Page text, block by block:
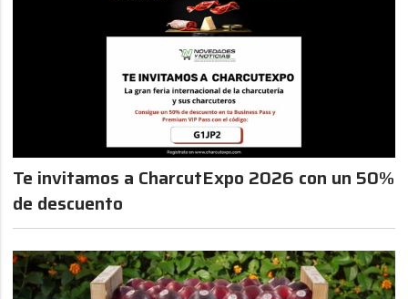
Te invitamos a CharcutExpo 2026 con un 50%
de descuento